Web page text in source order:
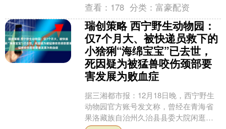
查看： 178 分类：富豪配资
瑞创策略 西宁野生动物园：
仅7个月大、被快递员救下的
小猞猁“海绵宝宝”已去世，
死因疑为被猛兽咬伤颈部要
害发展为败血症
据三湘都市报：12月18日晚，西宁野生
动物园官方账号发文称，曾经在青海省
果洛藏族自治州久治县县委大院闲逛、